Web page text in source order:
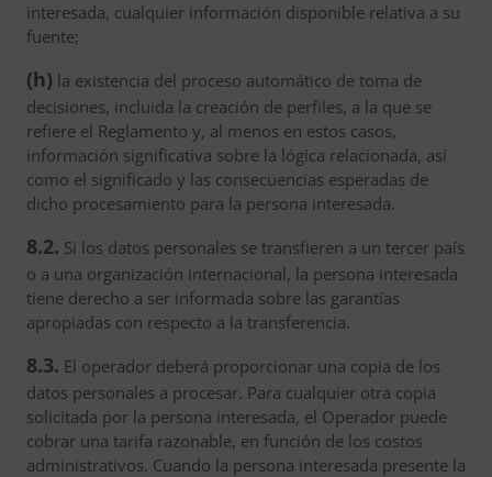
interesada, cualquier información disponible relativa a su
fuente;
(h) la existencia del proceso automático de toma de
decisiones, incluida la creación de perfiles, a la que se
refiere el Reglamento y, al menos en estos casos,
información significativa sobre la lógica relacionada, así
como el significado y las consecuencias esperadas de
dicho procesamiento para la persona interesada.
8.2. Si los datos personales se transfieren a un tercer país
o a una organización internacional, la persona interesada
tiene derecho a ser informada sobre las garantías
apropiadas con respecto a la transferencia.
8.3. El operador deberá proporcionar una copia de los
datos personales a procesar. Para cualquier otra copia
solicitada por la persona interesada, el Operador puede
cobrar una tarifa razonable, en función de los costos
administrativos. Cuando la persona interesada presente la